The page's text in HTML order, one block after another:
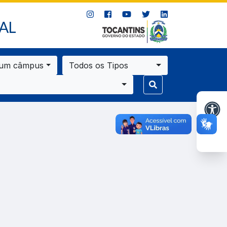
câmpus Todos os Tipos